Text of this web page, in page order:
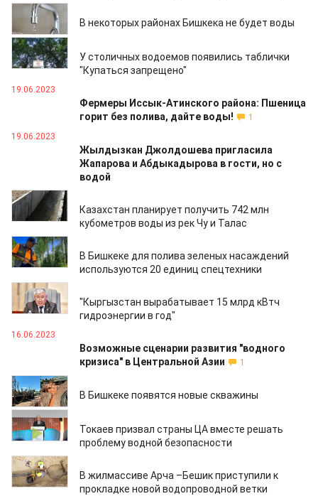
21.06.2023
В некоторых районах Бишкека не будет воды
21.06.2023
У столичных водоемов появились таблички
"Купаться запрещено"
19.06.2023
Фермеры Иссык-Атинского района: Пшеница
горит без полива, дайте воды!
1
19.06.2023
Жылдызкан Джолдошева пригласила
Жапарова и Абдыкадырова в гости, но с
водой
17.06.2023
Казахстан планирует получить 742 млн
кубометров воды из рек Чу и Талас
17.06.2023
В Бишкеке для полива зеленых насаждений
используются 20 единиц спецтехники
16.06.2023
"Кыргызстан вырабатывает 15 млрд кВтч
гидроэнергии в год"
16.06.2023
Возможные сценарии развития "водного
кризиса" в Центральной Азии
1
13.06.2023
В Бишкеке появятся новые скважины
12.06.2023
Токаев призвал страны ЦА вместе решать
проблему водной безопасности
11.06.2023
В жилмассиве Арча –Бешик приступили к
прокладке новой водопроводной ветки